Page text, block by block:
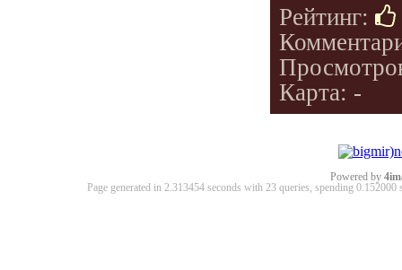
Рейтинг:
Карта: -
Powered by
Page generated in 2.313454 seconds with 23 queries, spending